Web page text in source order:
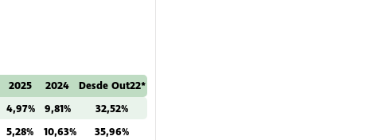
2025
4,97%
5,28%
2024
9,81%
10,63%
Desde Out22*
32,52%
35,96%